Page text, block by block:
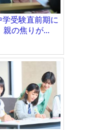
学受験直前期に
親の焦りが...